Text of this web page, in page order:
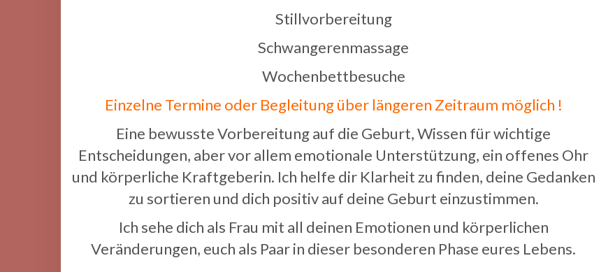
Stillvorbereitung
Schwangerenmassage
Wochenbettbesuche
Einzelne Termine oder Begleitung über längeren Zeitraum möglich !
Eine bewusste Vorbereitung auf die Geburt, Wissen für wichtige
Entscheidungen, aber vor allem emotionale Unterstützung, ein offenes Ohr
und körperliche Kraftgeberin. Ich helfe dir Klarheit zu finden, deine Gedanken
zu sortieren und dich positiv auf deine Geburt einzustimmen.
Ich sehe dich als Frau mit all deinen Emotionen und körperlichen
Veränderungen, euch als Paar in dieser besonderen Phase eures Lebens.